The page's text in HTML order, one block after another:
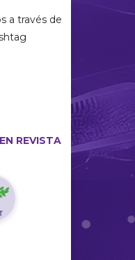
a través de
REVISTA